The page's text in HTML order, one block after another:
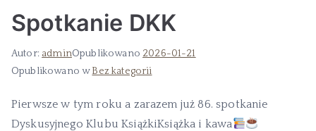
Spotkanie DKK
Autor: adminOpublikowano 2026-01-21
Opublikowano wBez kategorii
Pierwsze w tym roku a zarazem już 86. spotkanie
Dyskusyjnego Klubu KsiążkiKsiążka i kawa